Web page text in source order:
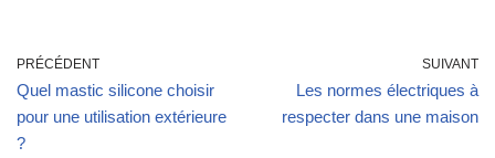
PRÉCÉDENT
Quel mastic silicone choisir
pour une utilisation extérieure
?
SUIVANT
Les normes électriques à
respecter dans une maison